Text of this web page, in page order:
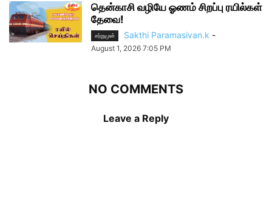
தென்காசி வழியே ஓணம் சிறப்பு ரயில்கள்
தேவை!
சற்றுமுன் Sakthi Paramasivan.k -
August 1, 2026 7:05 PM
NO COMMENTS
Leave a Reply